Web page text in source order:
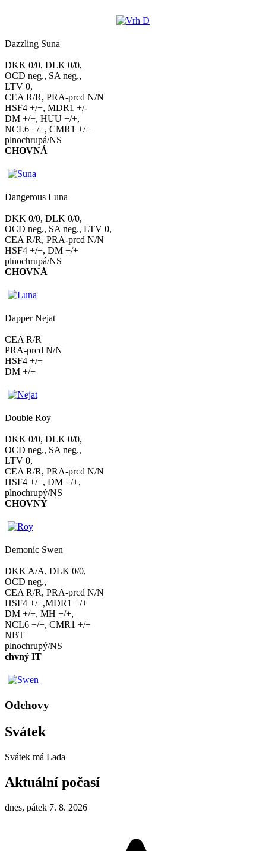
Dazzling Suna
DKK 0/0, DLK 0/0,
OCD neg., SA neg.,
LTV 0,
CEA R/R, PRA-prcd N/N
HSF4 +/+, MDR1 +/-
DM +/+, HUU +/+,
NCL6 +/+, CMR1 +/+
plnochrupá/NS
CHOVNÁ
Dangerous Luna
DKK 0/0, DLK 0/0,
OCD neg., SA neg., LTV 0,
CEA R/R, PRA-prcd N/N
HSF4 +/+, DM +/+
plnochrupá/NS
CHOVNÁ
Dapper Nejat
CEA R/R
PRA-prcd N/N
HSF4 +/+
DM +/+
Double Roy
DKK 0/0, DLK 0/0,
OCD neg., SA neg.,
LTV 0,
CEA R/R, PRA-prcd N/N
HSF4 +/+, DM +/+,
plnochrupý/NS
CHOVNÝ
Demonic Swen
DKK A/A, DLK 0/0,
OCD neg.,
CEA R/R, PRA-prcd N/N
HSF4 +/+,MDR1 +/+
DM +/+, MH +/+,
NCL6 +/+, CMR1 +/+
NBT
plnochrupý/NS
chvný IT
Odchovy
Svátek
Svátek má Lada
Aktuální počasí
dnes, pátek 7. 8. 2026